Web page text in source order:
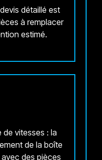
détaillé est
à remplacer
estimé.
de vitesses : la
de la boîte
des pièces